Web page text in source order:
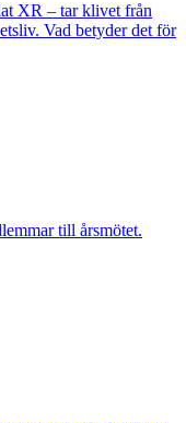
XR – tar klivet från
Vad betyder det för
till årsmötet.